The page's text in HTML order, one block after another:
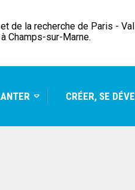
de la recherche de Paris -
Champs-sur-Marne.
CRÉER, SE